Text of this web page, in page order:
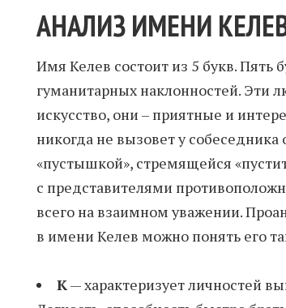
АНАЛИЗ ИМЕНИ
Имя Келев состоит из 5 букв. Пять
гуманитарных наклонностей. Эти
искусство, они – приятные и
никогда не вызовет у
«пустышкой», стремящейся
с представителями
всего на взаимном уважении.
в имени Келев можно понять его
К— характеризует личностей